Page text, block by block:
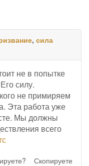
, сила
не в попытке
силу.
не примиряем
Эта работа уже
Мы должны
всего
Скопируете